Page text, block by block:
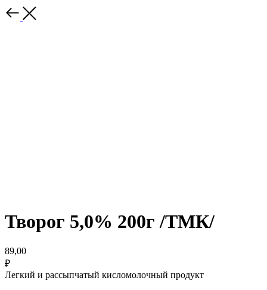
Творог 5,0% 200г /ТМК/
89,00
₽
Легкий и рассыпчатый кисломолочный продукт